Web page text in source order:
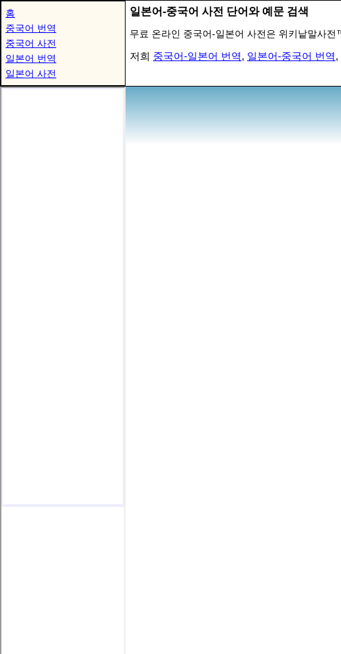
홈
중국어 번역
중국어 사전
일본어 번역
일본어 사전
일본어-중국어 사전 단어와 예문 검색
무료 온라인 중국어-일본어 사전은 위키낱말사
저희 중국어-일본어 번역, 일본어-중국어 번역,